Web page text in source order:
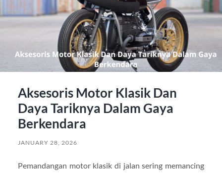
Aksesoris Motor Klasik Dan
Daya Tariknya Dalam Gaya
Berkendara
JANUARY 28, 2026
Pemandangan motor klasik di jalan sering memancing